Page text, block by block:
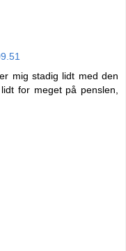
mig stadig lidt med den
for meget på penslen,